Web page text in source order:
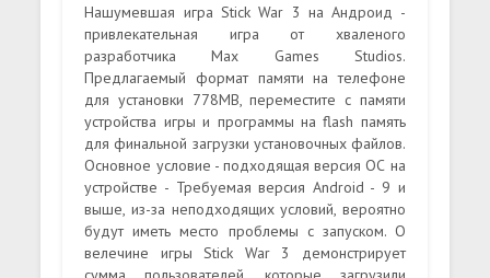
Нашумевшая игра Stick War 3 на Андроид -
привлекательная игра от хваленого
разработчика Max Games Studios.
Предлагаемый формат памяти на телефоне
для установки 778MB, переместите с памяти
устройства игры и программы на flash память
для финальной загрузки установочных файлов.
Основное условие - подходящая версия ОС на
устройстве - Требуемая версия Android - 9 и
выше, из-за неподходящих условий, вероятно
будут иметь место проблемы с запуском. О
велечине игры Stick War 3 демонстрирует